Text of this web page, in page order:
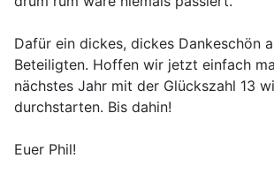
Dafür ein dickes, dickes Dankeschön
Beteiligten. Hoffen wir jetzt einfach
nächstes Jahr mit der Glückszahl 13
durchstarten. Bis dahin!
Euer Phil!